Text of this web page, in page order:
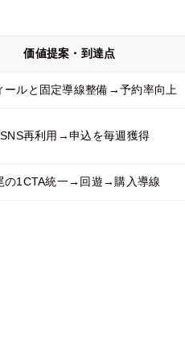
価値提案・到達点
ールと固定導線整備→予約率向上
再利用→申込を毎週獲得
の1CTA統一→回遊→購入導線